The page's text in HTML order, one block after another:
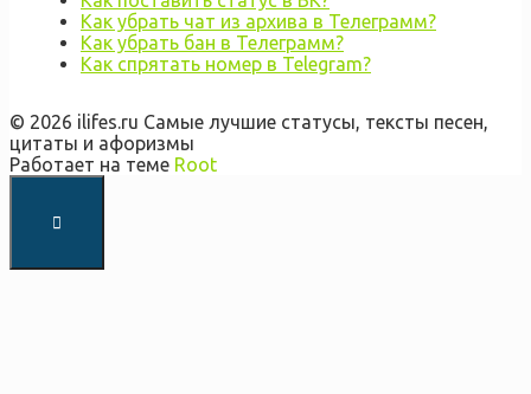
Как убрать чат из архива в Телеграмм?
Как убрать бан в Телеграмм?
Как спрятать номер в Telegram?
© 2026 ilifes.ru Самые лучшие статусы, тексты песен,
цитаты и афоризмы
Работает на теме Root